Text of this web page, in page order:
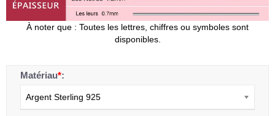
À noter que : Toutes les lettres, chiffres ou symboles sont
disponibles.
Matériau*:
Argent Sterling 925